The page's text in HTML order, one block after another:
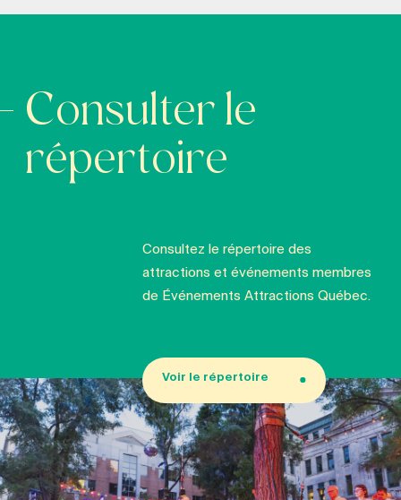
Consulter le
répertoire
Consultez le répertoire des
attractions et événements membres
de Événements Attractions Québec.
Voir le répertoire